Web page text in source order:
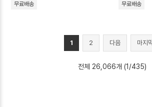
무료배송 무료배송
1 2 다음 마지
전체 26,066개 (1/435)